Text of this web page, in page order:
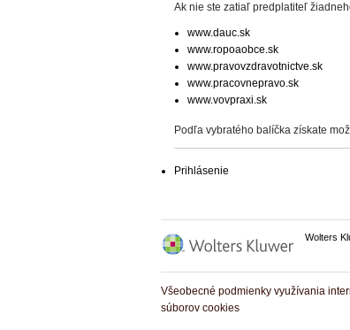
Ak nie ste zatiaľ predplatiteľ
www.dauc.sk
www.ropoaobce.sk
www.pravovzdravotnictve.sk
www.pracovnepravo.sk
www.vovpraxi.sk
Podľa vybratého balíčka získate
Prihlásenie
Wolters
Všeobecné podmienky využívania
súborov cookies